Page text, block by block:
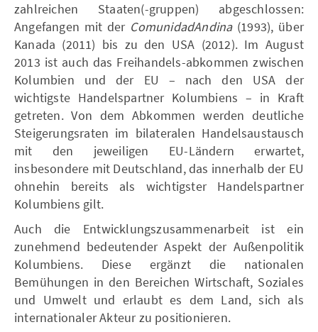
zahlreichen Staaten(-gruppen) abgeschlossen:
Angefangen mit der ComunidadAndina(1993), über
Kanada (2011) bis zu den USA (2012). Im August
2013 ist auch das Freihandels-abkommen zwischen
Kolumbien und der EU – nach den USA der
wichtigste Handelspartner Kolumbiens – in Kraft
getreten. Von dem Abkommen werden deutliche
Steigerungsraten im bilateralen Handelsaustausch
mit den jeweiligen EU-Ländern erwartet,
insbesondere mit Deutschland, das innerhalb der EU
ohnehin bereits als wichtigster Handelspartner
Kolumbiens gilt.
Auch die Entwicklungszusammenarbeit ist ein
zunehmend bedeutender Aspekt der Außenpolitik
Kolumbiens. Diese ergänzt die nationalen
Bemühungen in den Bereichen Wirtschaft, Soziales
und Umwelt und erlaubt es dem Land, sich als
internationaler Akteur zu positionieren.